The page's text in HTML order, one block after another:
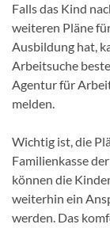
Falls das Kind
weiteren Pläne
Ausbildung hat,
Arbeitsuche
Agentur für
melden.
Wichtig ist, die
Familienkasse
können die
weiterhin ein
werden. Das